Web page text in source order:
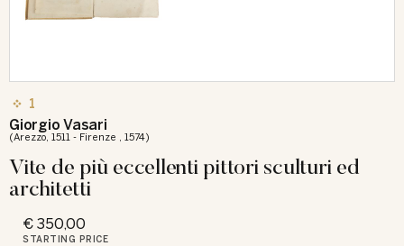
1
Giorgio Vasari
(Arezzo, 1511 - Firenze , 1574)
Vite de più eccellenti pittori sculturi ed
architetti
€ 350,00
STARTING PRICE